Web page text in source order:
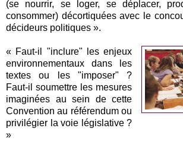
(se nourrir, se loger, se déplacer,
consommer) décortiquées avec le
décideurs politiques ».
« Faut-il "inclure" les enjeux
environnementaux dans les
textes ou les "imposer" ?
Faut-il soumettre les mesures
imaginées au sein de cette
Convention au référendum ou
privilégier la voie législative ?
»